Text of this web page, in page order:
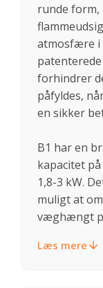
runde
atmosfære i
forhindrer
påfyldes,
en sikker
B1 har en
kapacitet
1,8-3 kW.
muligt at
væghængt
Læs mere